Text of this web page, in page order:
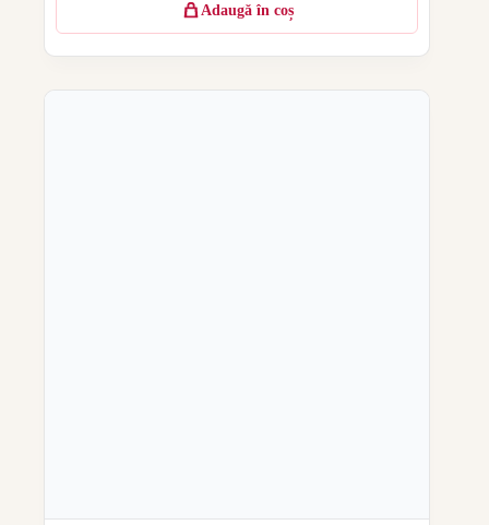
Adaugă în coș